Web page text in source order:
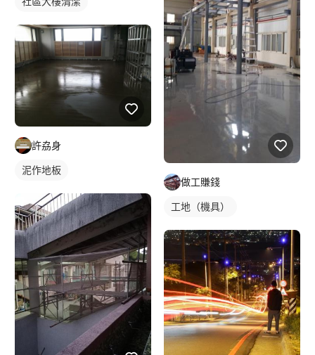
許劦身
泥作地板
做工賺錢
工地（機具）